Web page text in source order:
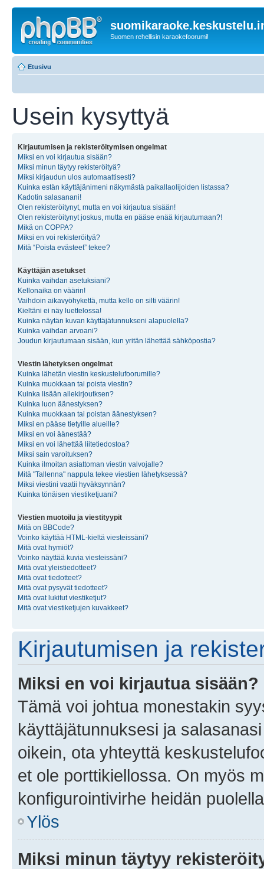
Suomen rehellisin karaokefoorumi!
Etusivu
Usein kysyttyä
Kirjautumisen ja rekisteröitymisen ongelmat
Miksi en voi kirjautua sisään?
Miksi minun täytyy rekisteröityä?
Miksi kirjaudun ulos automaattisesti?
Kuinka estän käyttäjänimeni näkymästä paikallaolijoiden listassa?
Kadotin salasanani!
Olen rekisteröitynyt, mutta en voi kirjautua sisään!
Olen rekisteröitynyt joskus, mutta en pääse enää kirjautumaan?!
Mikä on COPPA?
Miksi en voi rekisteröityä?
Mitä “Poista evästeet” tekee?
Käyttäjän asetukset
Kuinka vaihdan asetuksiani?
Kellonaika on väärin!
Vaihdoin aikavyöhykettä, mutta kello on silti väärin!
Kieltäni ei näy luettelossa!
Kuinka näytän kuvan käyttäjätunnukseni alapuolella?
Kuinka vaihdan arvoani?
Joudun kirjautumaan sisään, kun yritän lähettää sähköpostia?
Viestin lähetyksen ongelmat
Kuinka lähetän viestin keskustelufoorumille?
Kuinka muokkaan tai poista viestin?
Kuinka lisään allekirjoutksen?
Kuinka luon äänestyksen?
Kuinka muokkaan tai poistan äänestyksen?
Miksi en pääse tietyille alueille?
Miksi en voi äänestää?
Miksi en voi lähettää liitetiedostoa?
Miksi sain varoituksen?
Kuinka ilmoitan asiattoman viestin valvojalle?
Mitä "Tallenna" nappula tekee viestien lähetyksessä?
Miksi viestini vaatii hyväksynnän?
Kuinka tönäisen viestiketjuani?
Viestien muotoilu ja viestityypit
Mitä on BBCode?
Voinko käyttää HTML-kieltä viesteissäni?
Mitä ovat hymiöt?
Voinko näyttää kuvia viesteissäni?
Mitä ovat yleistiedotteet?
Mitä ovat tiedotteet?
Mitä ovat pysyvät tiedotteet?
Mitä ovat lukitut viestiketjut?
Mitä ovat viestiketjujen kuvakkeet?
Kirjautumisen ja
Miksi en voi kirjautua sisään?
Tämä voi johtua monestakin
käyttäjätunnuksesi ja
oikein, ota yhteyttä
et ole porttikiellossa. On myös
konfigurointivirhe heidän
Ylös
Miksi minun täytyy